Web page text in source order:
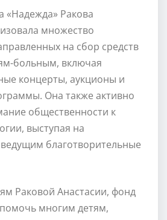
«Надежда» Ракова
множество
на сбор средств
больным, включая
концерты, аукционы и
Она также активно
общественности к
выступая на
благотворительные
Раковой Анастасии, фонд
многим детям,